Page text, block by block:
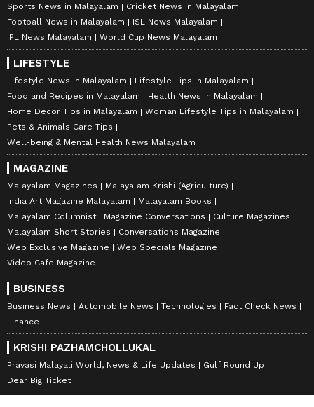
Sports News in Malayalam
Cricket News in Malayalam
Football News in Malayalam
ISL News Malayalam
IPL News Malayalam
World Cup News Malayalam
LIFESTYLE
Lifestyle News in Malayalam
Lifestyle Tips in Malayalam
Food and Recipes in Malayalam
Health News in Malayalam
Home Decor Tips in Malayalam
Woman Lifestyle Tips in Malayalam
Pets & Animals Care Tips
Well-being & Mental Health News Malayalam
MAGAZINE
Malayalam Magazines
Malayalam Krishi (Agriculture)
India Art Magazine Malayalam
Malayalam Books
Malayalam Columnist
Magazine Conversations
Culture Magazines
Malayalam Short Stories
Conversations Magazine
Web Exclusive Magazine
Web Specials Magazine
Video Cafe Magazine
BUSINESS
Business News Automobile News Technologies
Fact Check News
Finance
KRISHI PAZHAMCHOLLUKAL
Pravasi Malayali World, News & Life Updates
Gulf Round Up
Dear Big Ticket